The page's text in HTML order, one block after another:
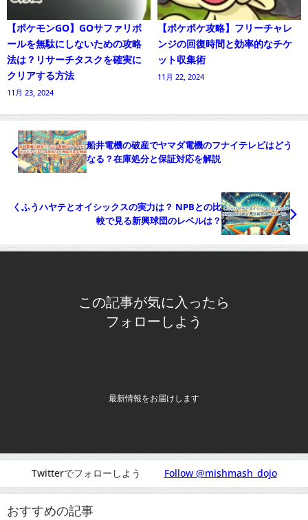
【ポケモンGO】GOサファリボ
ールを無駄にしないための攻略
法は？リサーチタスクを確実に
クリアする方法
11月 23, 2024
【ポケポケ攻略】フリーチャレ
ンジの回復時間と効率的なチケ
ット収集術
11月 22, 2024
船井電機の破産でヤマダ電機のフナイテレビはどう
なる？在庫処分と保証対応を解説
くふうハヤテとオイシックスの実力は？ NPBとの比
較で見る新興球団のレベルは？
この記事が気に入ったら
フォローしよう
最新情報をお届けします
Twitterでフォローしよう Follow @mishmash_dojo
おすすめの記事